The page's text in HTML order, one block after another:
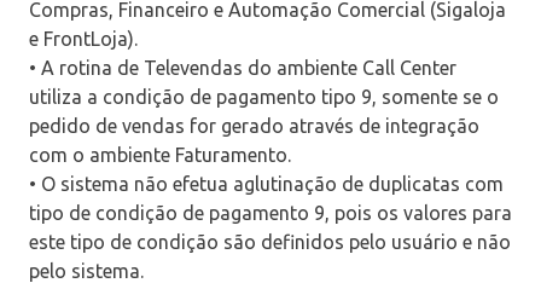
Compras, Financeiro e Automação Comercial (Sigaloja
e FrontLoja).
• A rotina de Televendas do ambiente Call Center
utiliza a condição de pagamento tipo 9, somente se o
pedido de vendas for gerado através de integração
com o ambiente Faturamento.
• O sistema não efetua aglutinação de duplicatas com
tipo de condição de pagamento 9, pois os valores para
este tipo de condição são definidos pelo usuário e não
pelo sistema.